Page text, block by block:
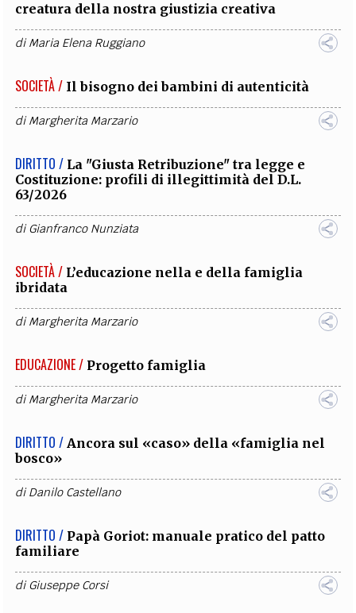
creatura della nostra giustizia creativa
diMaria Elena Ruggiano
SOCIETÀ / Il bisogno dei bambini di autenticità
diMargherita Marzario
DIRITTO / La "Giusta Retribuzione" tra legge e
Costituzione: profili di illegittimità del D.L.
63/2026
diGianfranco Nunziata
SOCIETÀ / L’educazione nella e della famiglia
ibridata
diMargherita Marzario
EDUCAZIONE / Progetto famiglia
diMargherita Marzario
DIRITTO / Ancora sul «caso» della «famiglia nel
bosco»
diDanilo Castellano
DIRITTO / Papà Goriot: manuale pratico del patto
familiare
diGiuseppe Corsi